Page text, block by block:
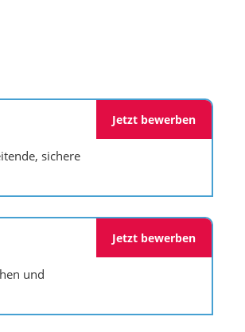
sichere
Jetzt bewerben
und
Jetzt bewerben